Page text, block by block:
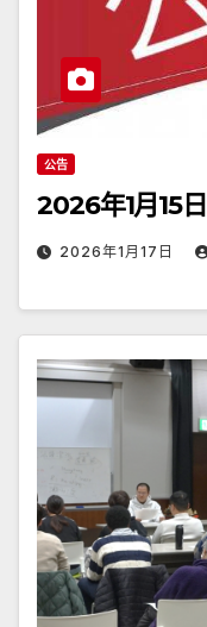
公告
2026年1月15
2026年1月17日